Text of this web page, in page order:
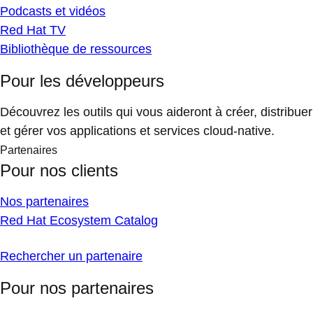
Podcasts et vidéos
Red Hat TV
Bibliothèque de ressources
Pour les développeurs
Découvrez les outils qui vous aideront à créer, distribuer
et gérer vos applications et services cloud-native.
Partenaires
Pour nos clients
Nos partenaires
Red Hat Ecosystem Catalog
Rechercher un partenaire
Pour nos partenaires